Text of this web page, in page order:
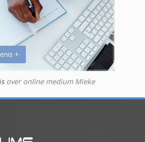
+
over online medium Mieke